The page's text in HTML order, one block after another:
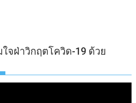
จฝ่าวิกฤตโควิด-19 ด้วย